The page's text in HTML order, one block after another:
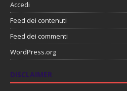
Accedi
Feed dei contenuti
Feed dei commenti
WordPress.org
DISCLAIMER